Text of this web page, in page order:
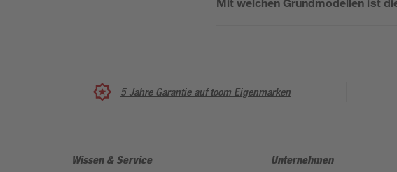
5 Jahre Garantie auf toom Eigenmarken
Wissen & Service Unternehmen